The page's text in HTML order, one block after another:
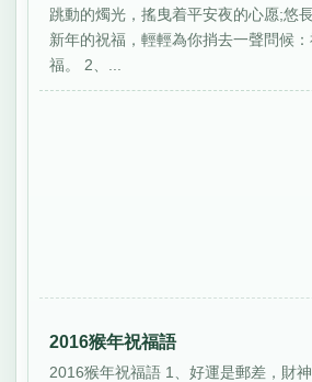
跳動的燭光，搖曳着平安夜的心愿;悠
新年的祝福，輕輕為你捎去一聲問候
福。 2、...
2016猴年祝福語
2016猴年祝福語 1、好運是郵差，財